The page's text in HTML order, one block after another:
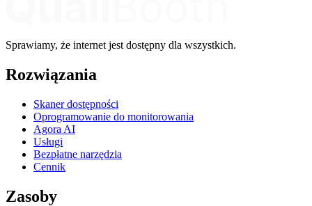
Sprawiamy, że internet jest dostępny dla wszystkich.
Rozwiązania
Skaner dostępności
Oprogramowanie do monitorowania
Agora AI
Usługi
Bezpłatne narzędzia
Cennik
Zasoby